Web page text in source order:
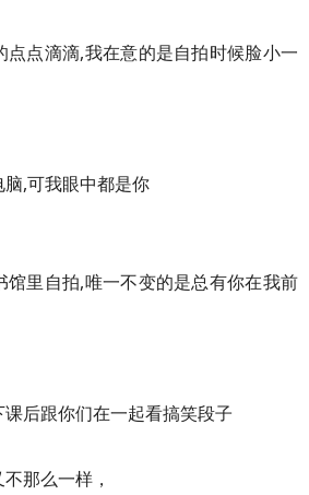
点点滴滴,我在意的是自拍时候脸小一
,可我眼中都是你
馆里自拍,唯一不变的是总有你在我前
后跟你们在一起看搞笑段子
那么一样，